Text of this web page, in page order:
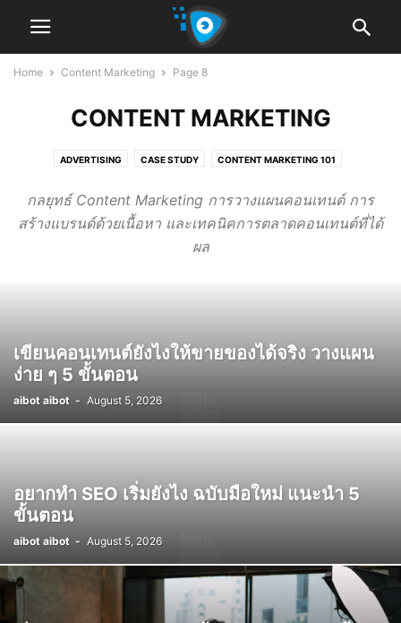
Home Content Marketing Page 8
CONTENT MARKETING
ADVERTISING CASE STUDY CONTENT MARKETING 101
กลยุทธ์ Content Marketing การวางแผนคอนเทนต์ การ
สร้างแบรนด์ด้วยเนื้อหา และเทคนิคการตลาดคอนเทนต์ที่ได้
ผล
เขียนคอนเทนต์ยังไงให้ขายของได้จริง วางแผน
ง่าย ๆ 5 ขั้นตอน
aibot aibot - August 5, 2026
อยากทำ SEO เริ่มยังไง ฉบับมือใหม่ แนะนำ 5
ขั้นตอน
aibot aibot - August 5, 2026